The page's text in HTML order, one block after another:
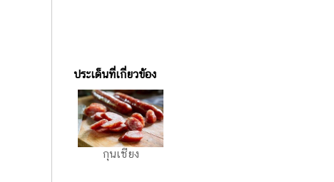
ประเด็นที่เกี่ยวข้อง
กุนเชียง